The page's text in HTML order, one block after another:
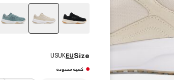
Size
EU
UK
US
كمية محدودة